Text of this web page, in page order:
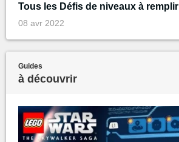
Tous les Défis de niveaux à remplir
08 avr 2022
Guides
à découvrir